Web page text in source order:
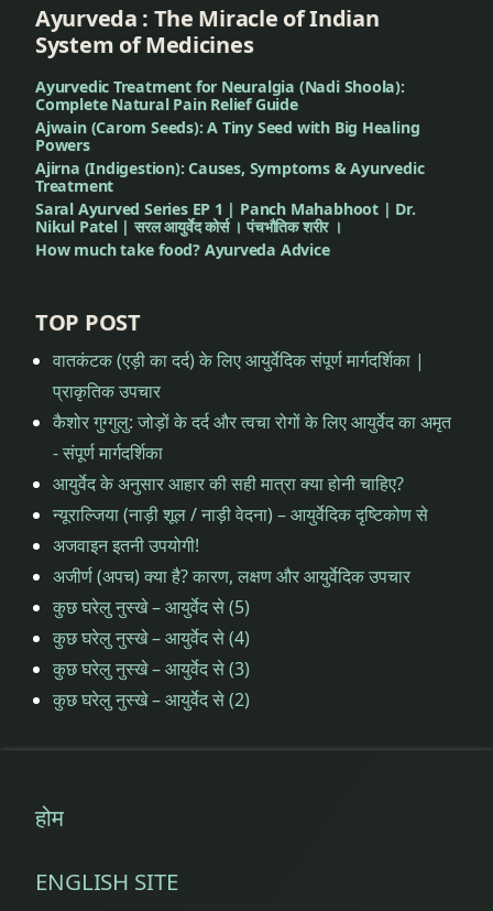
शिशु
को
बूस्टर
बनाना
शिशु
को
स्वस्थ
बनाना
सुवर्णप्राशन
सुवर्ण।
स्वर्ण
सुवर्णप्रधान
सुवर्णप्राशन
सुवर्णप्राशन
FAQ
सुवर्णप्राशन
सुवर्णप्राशन
शिविर तिथि
सोने
की
को
बूस्टर
बनाना
शिशु
को
स्वस्थ
बनाना
शुद्ध
सुवर्ण।
स्वर्ण
सुवर्णप्रधान
सुवर्णप्राशन
सुवर्णप्राशन
FAQ
सुवर्णप्राशन
आयुर्वेद
सुवर्णप्राशन
तिथियां
सुवर्णप्राशन
सोने
बूंदें
Ayurveda : The Miracle of Indian
System of Medicines
Ayurvedic Treatment for Neuralgia (Nadi Shoola):
Complete Natural Pain Relief Guide
Ajwain (Carom Seeds): A Tiny Seed with Big Healing
Powers
Ajirna (Indigestion): Causes, Symptoms & Ayurvedic
Treatment
Saral Ayurved Series EP 1 | Panch Mahabhoot | Dr.
Nikul Patel | सरल आयुर्वेद कोर्स । पंचभौतिक शरीर ।
How much take food? Ayurveda Advice
TOP POST
वातकंटक (एड़ी का दर्द) के लिए आयुर्वेदिक संपूर्ण मार्गदर्शिका |
प्राकृतिक उपचार
कैशोर गुग्गुलु: जोड़ों के दर्द और त्वचा रोगों के लिए आयुर्वेद का अमृत
- संपूर्ण मार्गदर्शिका
आयुर्वेद के अनुसार आहार की सही मात्रा क्या होनी चाहिए?
न्यूराल्जिया (नाड़ी शूल / नाड़ी वेदना) – आयुर्वेदिक दृष्टिकोण से
अजवाइन इतनी उपयोगी!
अजीर्ण (अपच) क्या है? कारण, लक्षण और आयुर्वेदिक उपचार
कुछ घरेलु नुस्खे – आयुर्वेद से (5)
कुछ घरेलु नुस्खे – आयुर्वेद से (4)
कुछ घरेलु नुस्खे – आयुर्वेद से (3)
कुछ घरेलु नुस्खे – आयुर्वेद से (2)
होम
ENGLISH SITE